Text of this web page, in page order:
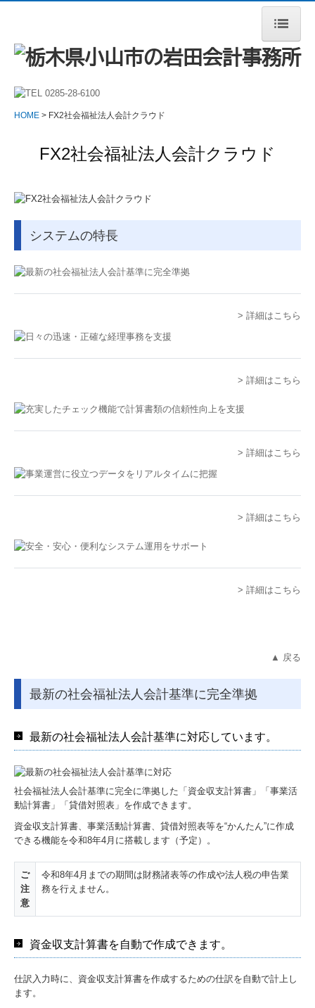
HOME
事務所案内
当事務所の特長
サービス案内
料金について
よくある質問
スタッフインタビュー
福利厚生
HOME FX2社会福祉法人会計クラウド
FX2社会福祉法人会計クラウド
システムの特長
> 詳細はこちら
> 詳細はこちら
> 詳細はこちら
> 詳細はこちら
> 詳細はこちら
▲ 戻る
最新の社会福祉法人会計基準に完全準拠
最新の社会福祉法人会計基準に対応しています。
社会福祉法人会計基準に完全に準拠した「資金収支計算書」「事業活
動計算書」「貸借対照表」を作成できます。
資金収支計算書、事業活動計算書、貸借対照表等を“かんたん”に作成
できる機能を令和8年4月に搭載します（予定）。
ご
注
意
令和8年4月までの期間は財務諸表等の作成や法人税の申告業
務を行えません。
資金収支計算書を自動で作成できます。
仕訳入力時に、資金収支計算書を作成するための仕訳を自動で計上し
ます。